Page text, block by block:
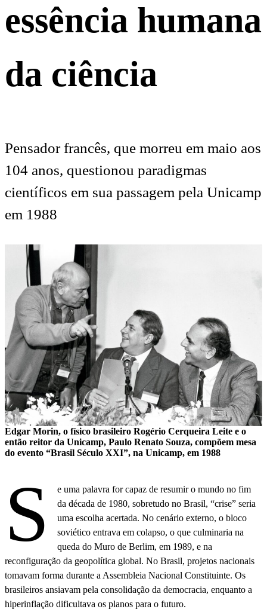
essência humana
da ciência
Pensador francês, que morreu em maio aos
104 anos, questionou paradigmas
científicos em sua passagem pela Unicamp
em 1988
Edgar Morin, o físico brasileiro Rogério Cerqueira Leite e o
então reitor da Unicamp, Paulo Renato Souza, compõem mesa
do evento “Brasil Século XXI”, na Unicamp, em 1988
S
e uma palavra for capaz de resumir o mundo no fim
da década de 1980, sobretudo no Brasil, “crise” seria
uma escolha acertada. No cenário externo, o bloco
soviético entrava em colapso, o que culminaria na
queda do Muro de Berlim, em 1989, e na
reconfiguração da geopolítica global. No Brasil, projetos nacionais
tomavam forma durante a Assembleia Nacional Constituinte. Os
brasileiros ansiavam pela consolidação da democracia, enquanto a
hiperinflação dificultava os planos para o futuro.